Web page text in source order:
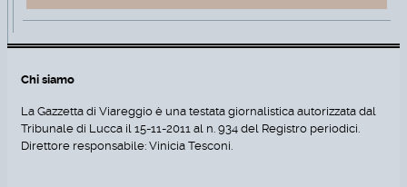
Chi siamo
La Gazzetta di Viareggio è una testata giornalistica autorizzata dal
Tribunale di Lucca il 15-11-2011 al n. 934 del Registro periodici.
Direttore responsabile: Vinicia Tesconi.